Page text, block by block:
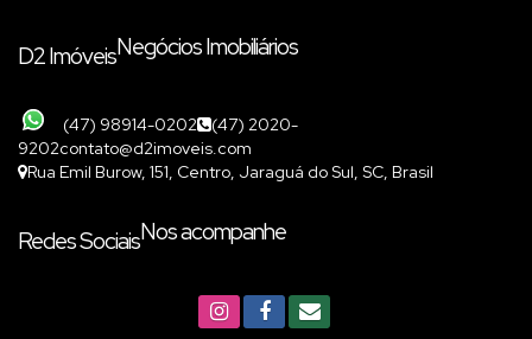
D2 ImóveisNegócios Imobiliários
(47) 98914-0202
(47) 2020-
9202contato@d2imoveis.com
Rua Emil Burow, 151 Centro Jaraguá do Sul SC Brasil
Redes SociaisNos acompanhe